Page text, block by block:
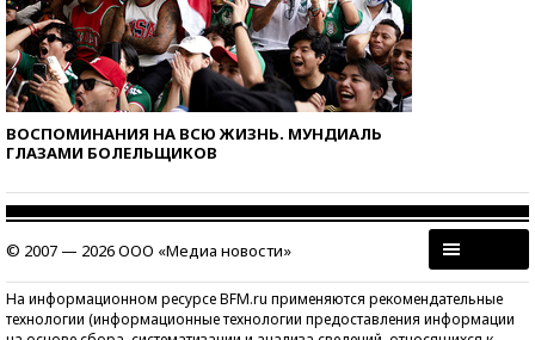
ВОСПОМИНАНИЯ НА ВСЮ ЖИЗНЬ. МУНДИАЛЬ
ГЛАЗАМИ БОЛЕЛЬЩИКОВ
© 2007 — 2026 ООО «Медиа новости»
На информационном ресурсе BFM.ru применяются рекомендательные
технологии (информационные технологии предоставления информации